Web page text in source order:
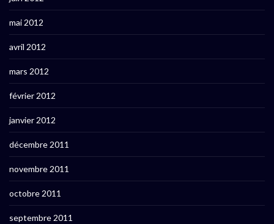
mai 2012
avril 2012
mars 2012
février 2012
janvier 2012
décembre 2011
novembre 2011
octobre 2011
septembre 2011